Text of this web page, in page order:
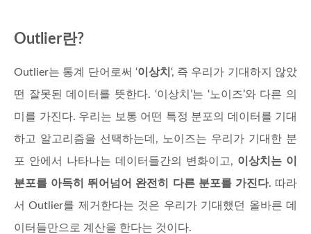
Outlier란?
Outlier는 통계 단어로써 ‘이상치 ‘, 즉 우리가 기대하지 않았
떤 잘못된 데이터를 뜻한다. ‘이상치’는 ‘노이즈’와 다른 의
미를 가진다. 우리는 보통 어떤 특정 분포의 데이터를 기대
하고 알고리즘을 선택하는데, 노이즈는 우리가 기대한 분
포 안에서 나타나는 데이터들간의 변화이고, 이상치는 이
분포를 아득히 뛰어넘어 완전히 다른 분포를 가진다. 따라
서 Outlier를 제거한다는 것은 우리가 기대했던 올바른 데
이터들만으로 계산을 한다는 것이다.